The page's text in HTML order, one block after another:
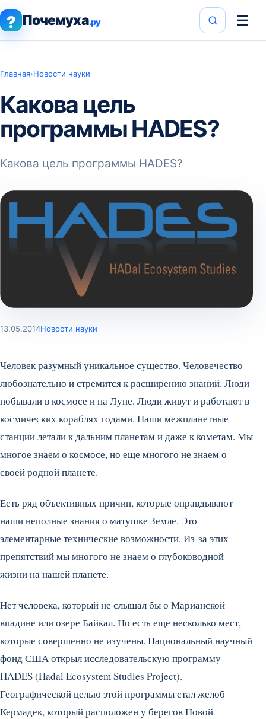
? Почемуха.ру ☰
Главная›Новости науки
Какова цель
программы HADES?
Какова цель программы HADES?
13.05.2014Новости науки
Человек разумный уникальное существо. Человечество
любознательно и стремится к расширению знаний. Люди
побывали в космосе и на Луне. Люди живут и работают в
космических кораблях годами. Наши межпланетные
станции летали к дальним планетам и даже к кометам. Мы
многое знаем о космосе, но еще многого не знаем о
своей родной планете.
Есть ряд объективных причин, которые оправдывают
наши неполные знания о матушке Земле. Это
элементарные технические возможности. Из-за этих
препятствий мы многого не знаем о глубоководной
жизни на нашей планете.
Нет человека, который не слышал бы о Марианской
впадине или озере Байкал. Но есть еще несколько мест,
которые совершенно не изучены. Национальный научный
фонд США открыл исследовательскую программу
HADES (Hadal Ecosystem Studies Project).
Географической целью этой программы стал желоб
Кермадек, который расположен у берегов Новой